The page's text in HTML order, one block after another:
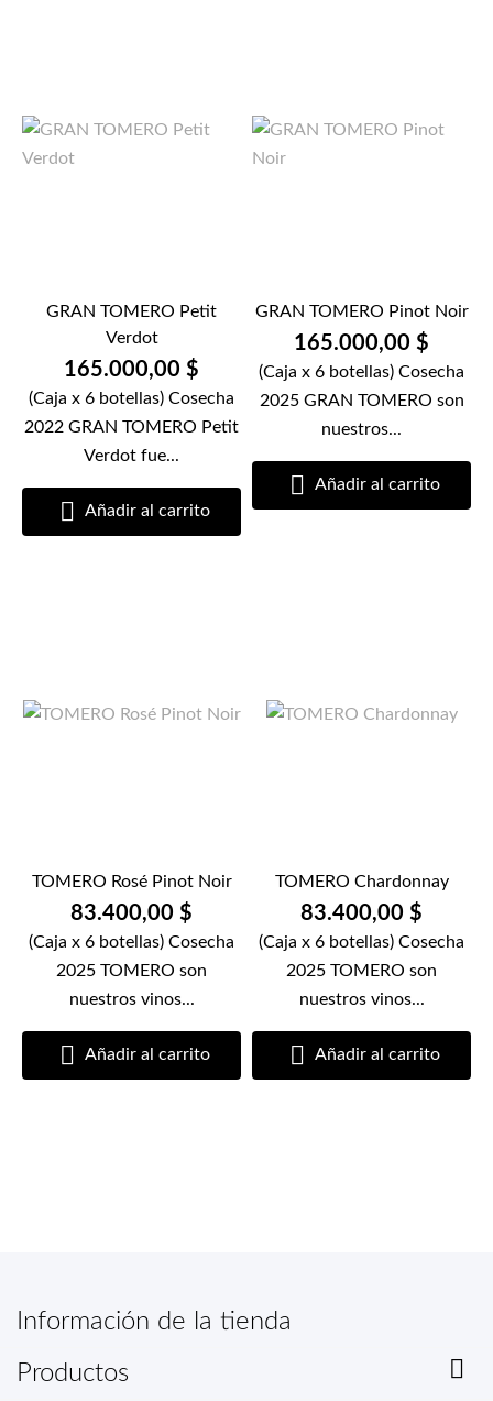
GRAN TOMERO Petit
Verdot
165.000,00 $
(Caja x 6 botellas) Cosecha
2022 GRAN TOMERO Petit
Verdot fue...
 Añadir al carrito
GRAN TOMERO Pinot Noir
165.000,00 $
(Caja x 6 botellas) Cosecha
2025 GRAN TOMERO son
nuestros...
 Añadir al carrito
TOMERO Rosé Pinot Noir
83.400,00 $
(Caja x 6 botellas) Cosecha
2025 TOMERO son
nuestros vinos...
 Añadir al carrito
TOMERO Chardonnay
83.400,00 $
(Caja x 6 botellas) Cosecha
2025 TOMERO son
nuestros vinos...
 Añadir al carrito
Información de la tienda
Productos
